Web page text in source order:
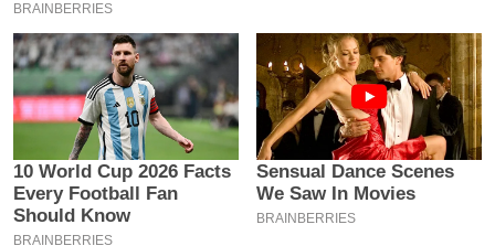
6
क्रा
इ
म
-
पे
प